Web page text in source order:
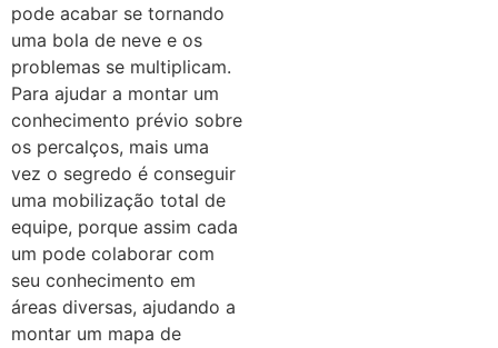
pode acabar se tornando
uma bola de neve e os
problemas se multiplicam.
Para ajudar a montar um
conhecimento prévio sobre
os percalços, mais uma
vez o segredo é conseguir
uma mobilização total de
equipe, porque assim cada
um pode colaborar com
seu conhecimento em
áreas diversas, ajudando a
montar um mapa de